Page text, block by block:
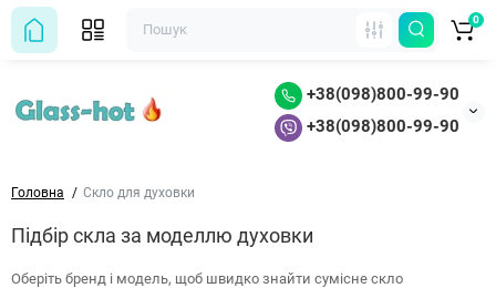
+38(098)800-99-90
+38(098)800-99-90
0
Головна Скло для духовки
Підбір скла за моделлю духовки
Оберіть бренд і модель, щоб швидко знайти сумісне скло